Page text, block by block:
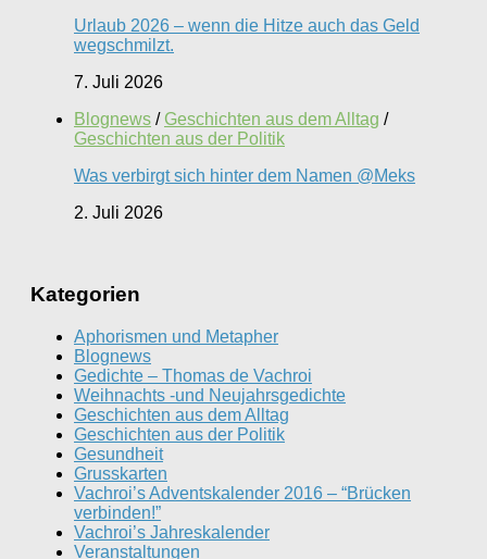
Urlaub 2026 – wenn die Hitze auch das Geld
wegschmilzt.
7. Juli 2026
Blognews / Geschichten aus dem Alltag /
Geschichten aus der Politik
Was verbirgt sich hinter dem Namen @Meks
2. Juli 2026
Kategorien
Aphorismen und Metapher
Blognews
Gedichte – Thomas de Vachroi
Weihnachts -und Neujahrsgedichte
Geschichten aus dem Alltag
Geschichten aus der Politik
Gesundheit
Grusskarten
Vachroi’s Adventskalender 2016 – “Brücken
verbinden!”
Vachroi’s Jahreskalender
Veranstaltungen